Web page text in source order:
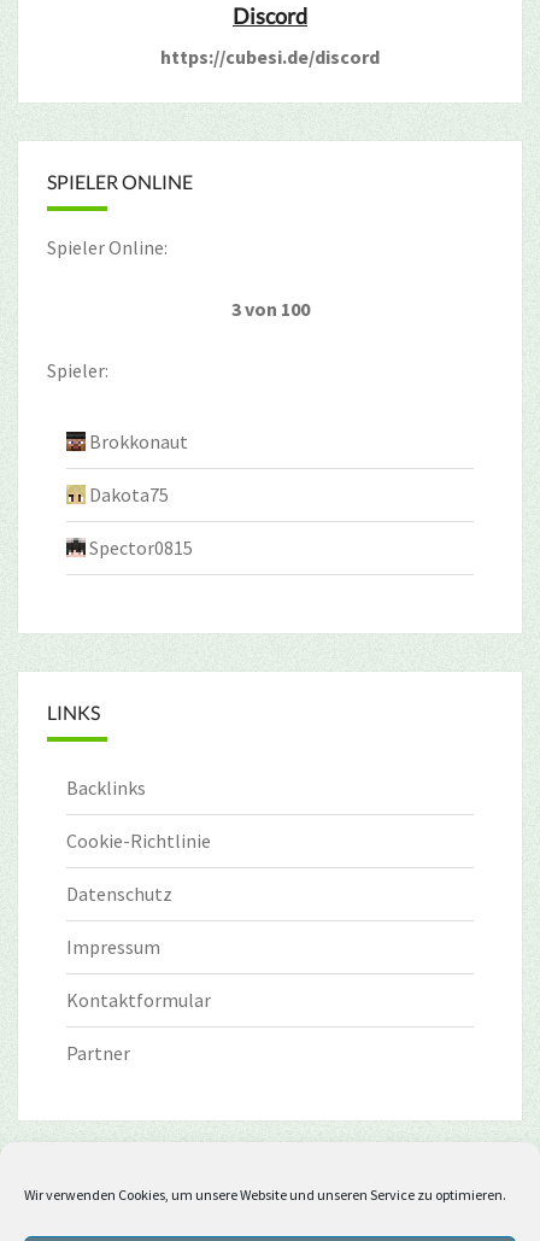
Wir verwenden Cookies, um unsere Website und unseren Service zu optimieren.
Discord
https://cubesi.de/discord
SPIELER ONLINE
Spieler Online:
3 von 100
Spieler:
Brokkonaut
Dakota75
Spector0815
LINKS
Backlinks
Cookie-Richtlinie
Datenschutz
Impressum
Kontaktformular
Partner